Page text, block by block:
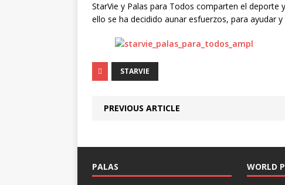
StarVie y Palas para Todos comparten el
ello se ha decidido aunar esfuerzos, para ayudar
STARVIE
PREVIOUS ARTICLE
PALAS WORLD